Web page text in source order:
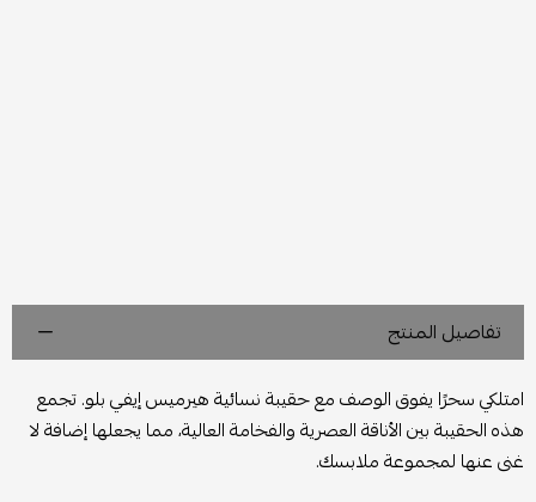
تفاصيل المنتج
امتلكي سحرًا يفوق الوصف مع حقيبة نسائية هيرميس إيفي بلو. تجمع
هذه الحقيبة بين الأناقة العصرية والفخامة العالية، مما يجعلها إضافة لا
غنى عنها لمجموعة ملابسك.